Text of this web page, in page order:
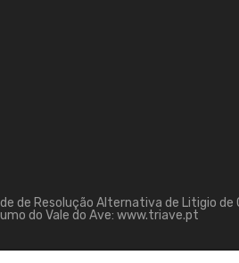
de Resolução Alternativa de Litigio de
do Vale do Ave: www.triave.pt